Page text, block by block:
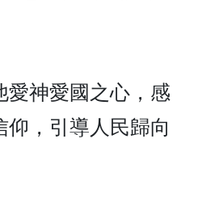
愛神愛國之心，感
，引導人民歸向